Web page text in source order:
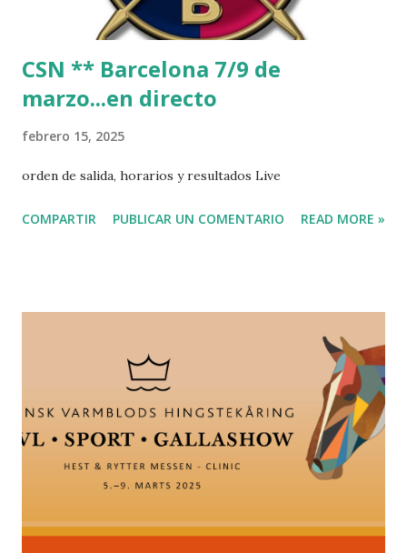
CSN ** Barcelona 7/9 de
marzo...en directo
febrero 15, 2025
orden de salida, horarios y resultados Live
COMPARTIR PUBLICAR UN COMENTARIO READ MORE »